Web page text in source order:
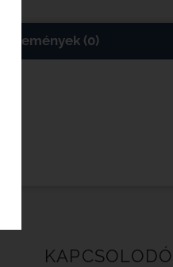
Vélemények (0)